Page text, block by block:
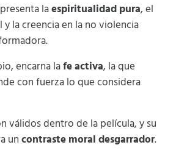
laespiritualidad pura, el
la creencia en la no violencia
encarna lafe activa, la que
con fuerza lo que considera
válidos dentro de la película, y su
uncontraste moral desgarrador.